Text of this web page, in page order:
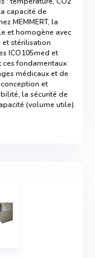
capacité de
MEMMERT, la
et homogène avec
et stérilisation
ICO105med et
ces fondamentaux
médicaux et de
conception et
la sécurité de
(volume utile).